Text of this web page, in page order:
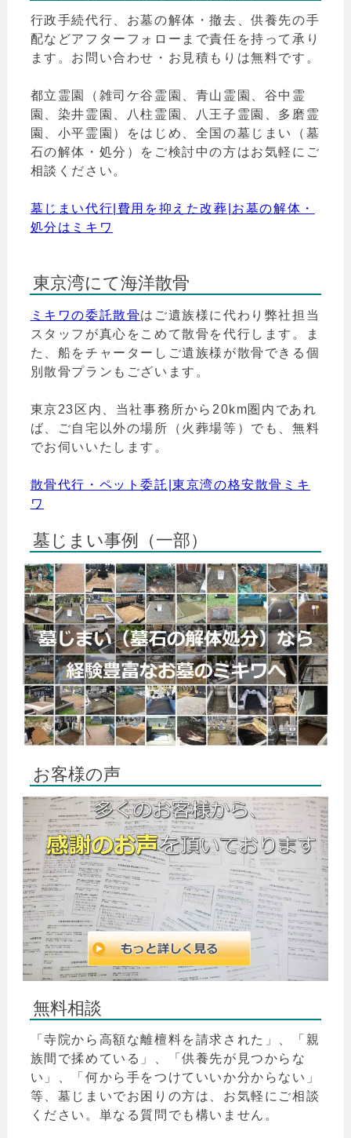
行政手続代行、お墓の解体・撤去、供養先の手
配などアフターフォローまで責任を持って承り
ます。お問い合わせ・お見積もりは無料です。
都立霊園（雑司ケ谷霊園、青山霊園、谷中霊
園、染井霊園、八柱霊園、八王子霊園、多磨霊
園、小平霊園）をはじめ、全国の墓じまい（墓
石の解体・処分）をご検討中の方はお気軽にご
相談ください。
墓じまい代行|費用を抑えた改葬|お墓の解体・
処分はミキワ
東京湾にて海洋散骨
ミキワの委託散骨はご遺族様に代わり弊社担当
スタッフが真心をこめて散骨を代行します。ま
た、船をチャーターしご遺族様が散骨できる個
別散骨プランもございます。
東京23区内、当社事務所から20km圏内であれ
ば、ご自宅以外の場所（火葬場等）でも、無料
でお伺いいたします。
散骨代行・ペット委託|東京湾の格安散骨ミキ
ワ
墓じまい事例（一部）
お客様の声
無料相談
「寺院から高額な離檀料を請求された」、「親
族間で揉めている」、「供養先が見つからな
い」、「何から手をつけていいか分からない」
等、墓じまいでお困りの方は、お気軽にご相談
ください。単なる質問でも構いません。